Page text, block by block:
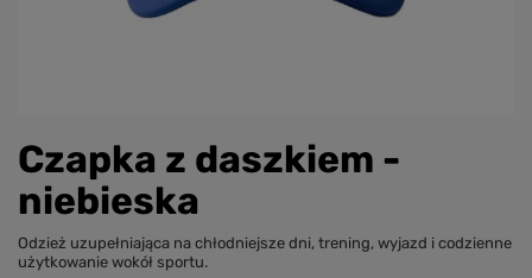
Czapka z daszkiem -
niebieska
Odzież uzupełniająca na chłodniejsze dni, trening, wyjazd i codzienne
użytkowanie wokół sportu.